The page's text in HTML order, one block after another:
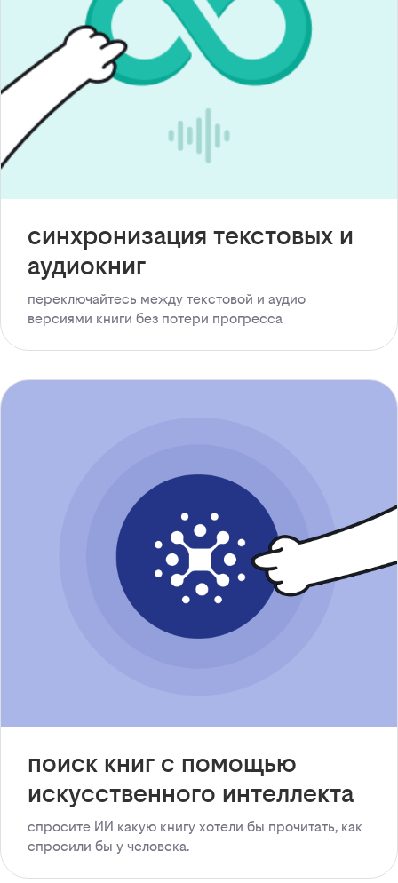
синхронизация текстовых и
аудиокниг
переключайтесь между текстовой и аудио
версиями книги без потери прогресса
поиск книг с помощью
искусственного интеллекта
спросите ИИ какую книгу хотели бы прочитать, как
спросили бы у человека.